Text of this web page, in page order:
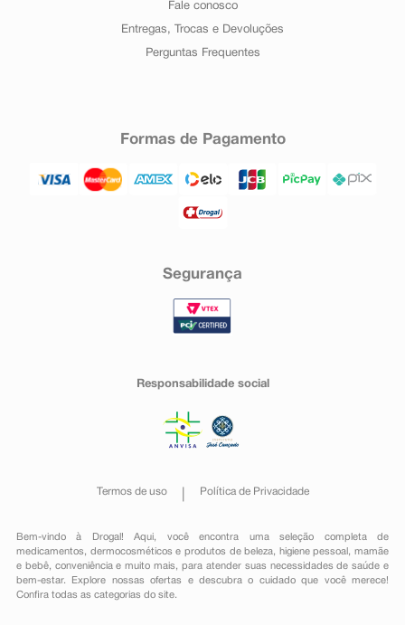
Fale conosco
Entregas, Trocas e Devoluções
Perguntas Frequentes
Formas de Pagamento
Segurança
Responsabilidade social
Termos de uso Política de Privacidade
Bem-vindo à Drogal! Aqui, você encontra uma seleção completa de
medicamentos , dermocosméticos e produtos de beleza, higiene pessoal ,mamãe
e bebê, conveniênciae muito mais, para atender suas necessidades de saúde e
bem-estar. Explore nossas ofertas e descubra o cuidado que você merece!
Confira todas as categorias do site.